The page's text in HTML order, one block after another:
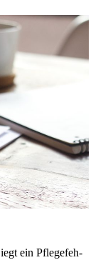
ein Pflege­feh­